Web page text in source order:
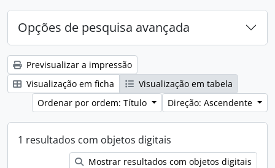
Opções de pesquisa avançada
Previsualizar a impressão
Visualização em ficha
Visualização em tabela
Ordenar por ordem: Título
Direção: Ascendente
1 resultados com objetos digitais
Mostrar resultados com objetos digitais